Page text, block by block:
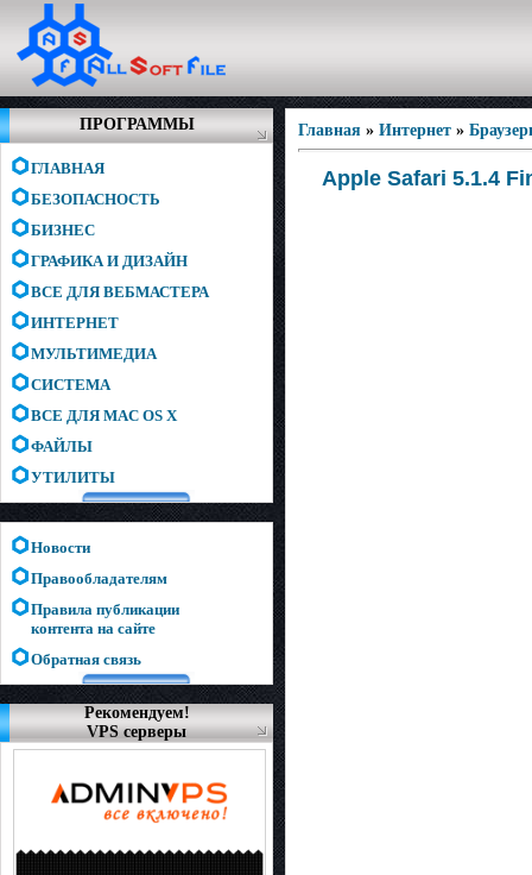
ПРОГРАММЫ
ГЛАВНАЯ
БЕЗОПАСНОСТЬ
БИЗНЕС
ГРАФИКА И ДИЗАЙН
ВСЕ ДЛЯ ВЕБМАСТЕРА
ИНТЕРНЕТ
МУЛЬТИМЕДИА
СИСТЕМА
ВСЕ ДЛЯ MAC OS X
ФАЙЛЫ
УТИЛИТЫ
Новости
Правообладателям
Правила публикации
контента на сайте
Обратная связь
Рекомендуем!
VPS серверы
Главная » Интернет »
Apple Safari 5.1.4